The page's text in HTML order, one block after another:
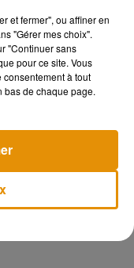
pas de pain
d’un aliment de
la justice.
et fermer", ou affiner en
"Gérer mes choix".
"Continuer sans
pour ce site. Vous
consentement à tout
bas de chaque page.